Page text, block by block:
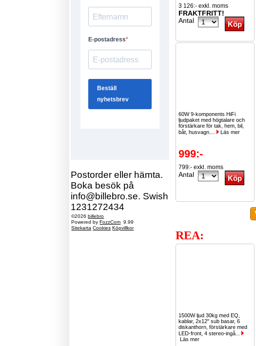
Postorder eller hämta.
Boka besök på
info@billebro.se. Swish
1231272434
©2026billebro
Powered byFozzCom 9.99
Sitekarta Cookies Köpvillkor
3 126:- exkl. moms
FRAKTFRITT!
Antal
60W 9-komponents HiFi
ljudpaket med högtalare och
förstärkare för tak, hem, bil,
båt, husvagn....
Läs mer
999:-
799:- exkl. moms
Antal
REA:
1500W ljud 30kg med EQ,
kablar, 2x12" sub basar, 6
diskanthorn, förstärkare med
LED-front, 4 stereo-ingå...
Läs mer